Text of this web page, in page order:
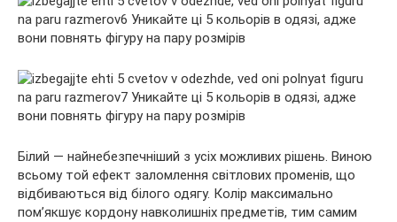
Білий — найнебезпечніший з усіх можливих рішень. Виною
всьому той ефект заломлення світлових променів, що
відбиваються від білого одягу. Колір максимально
пом’якшує кордону навколишніх предметів, тим самим